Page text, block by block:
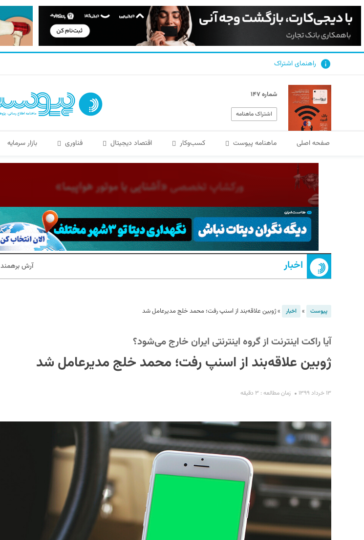
راهنمای اشتراک
شماره ۱۴۷
اشتراک ماهنامه
صفحه اصلی ماهنامه پیوست کسب‌و‌کار اقتصاد دیجیتال فناوری بازار سرمایه
اخبار آرش برهمند
پیوست » اخبار »ژوبین علاقه‌بند از اسنپ رفت؛ محمد خلج مدیرعامل شد
آیا راکت اینترنت از گروه اینترنتی ایران خارج می‌شود؟
ژوبین علاقه‌بند از اسنپ رفت؛ محمد خلج مدیرعامل شد
۱۳ خرداد ۱۳۹۹ زمان مطالعه : ۳ دقیقه